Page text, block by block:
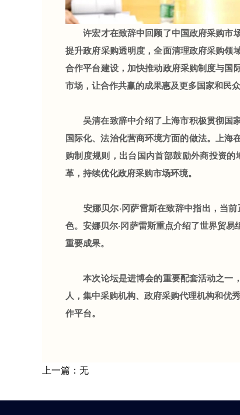
许宏才在致辞中回顾了中国政府采购市场
提升政府采购透明度，全面清理政府采购领
合作平台建设，加快推动政府采购制度与国
市场，让合作共赢的成果惠及更多国家和民众
吴清在致辞中介绍了上海市积极贯彻国家
国际化、法治化营商环境方面的做法。上海
购制度规则，出台国内首部鼓励外商投资
革，持续优化政府采购市场环境。
安娜贝尔·冈萨雷斯在致辞中指出，当前
色。安娜贝尔·冈萨雷斯重点介绍了世界贸
重要成果。
本次论坛是进博会的重要配套活动之一，
人，集中采购机构、政府采购代理机构和优
作平台。
上一篇：无